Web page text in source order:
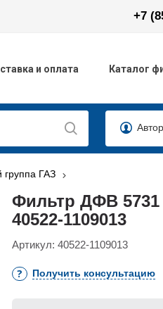
+7
и оплата Каталог
группа ГАЗ
Фильтр ДФВ
40522-1109013
Артикул: 40522-1109013
Получить консультацию